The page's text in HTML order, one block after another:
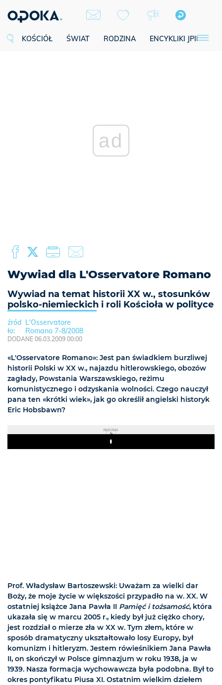
KOŚCIÓŁ ŚWIAT RODZINA ENCYKLIKI JPII
ad
Wywiad dla L'Osservatore Romano
Wywiad na temat historii XX w., stosunków
polsko-niemieckich i roli Kościoła w polityce
L'Osservatore
Romano 7-8/2008
DODANE 06.03.2009 00:00
«L'Osservatore Romano»: Jest pan świadkiem burzliwej
historii Polski w XX w., najazdu hitlerowskiego, obozów
zagłady, Powstania Warszawskiego, reżimu
komunistycznego i odzyskania wolności. Czego nauczył
pana ten «krótki wiek», jak go określił angielski historyk
Eric Hobsbawn?
REKLAMA
Play
Prof. Władysław Bartoszewski: Uważam za wielki dar
Boży, że moje życie w większości przypadło na w. XX. W
ostatniej książce Jana Pawła II Pamięć i tożsamość, która
ukazała się w marcu 2005 r., kiedy był już ciężko chory,
jest rozdział o mierze zła w XX w. Tym złem, które w
sposób dramatyczny ukształtowało losy Europy, był
komunizm i hitleryzm. Jestem rówieśnikiem Jana Pawła
II, on skończył w Polsce gimnazjum w roku 1938, ja w
1939. Nasza formacja wychowawcza była podobna. Był to
okres pontyfikatu Piusa XI. Ostatnim wielkim dziełem